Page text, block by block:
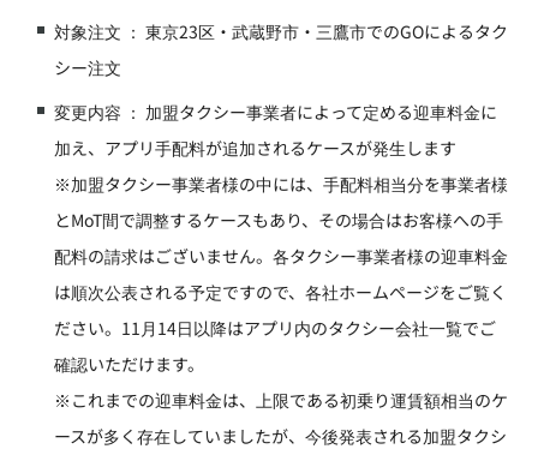
対象注文 ： 東京23区・武蔵野市・三鷹市でのGOによるタク
シー注文
変更内容 ： 加盟タクシー事業者によって定める迎車料金に
加え、アプリ手配料が追加されるケースが発生します
※加盟タクシー事業者様の中には、手配料相当分を事業者様
とMoT間で調整するケースもあり、その場合はお客様への手
配料の請求はございません。各タクシー事業者様の迎車料金
は順次公表される予定ですので、各社ホームページをご覧く
ださい。11月14日以降はアプリ内のタクシー会社一覧でご
確認いただけます。
※これまでの迎車料金は、上限である初乗り運賃額相当のケ
ースが多く存在していましたが、今後発表される加盟タクシ